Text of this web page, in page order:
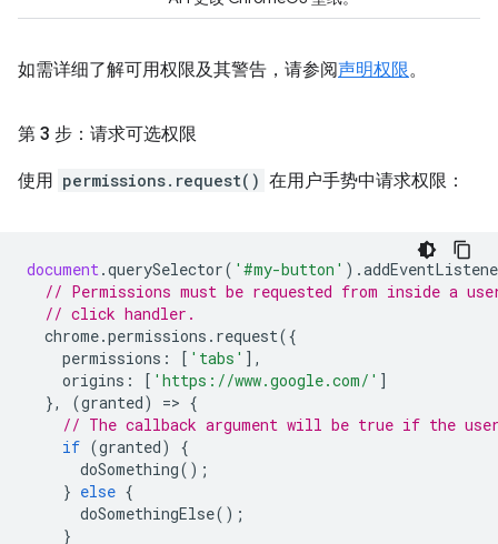
如需详细了解可用权限及其警告，请参阅声明权限。
第 3 步：请求可选权限
使用 permissions.request() 在用户手势中请求权限：
document.querySelector( '#my-button' ).
// Permissions must be requested from inside a
// click handler.
chrome.permissions . request({
permissions : [ 'tabs' ],
origins : [ 'https://www.google.com/' ]
},
(granted) => {
// The callback argument will be true if the
if (granted)
{
doSomething();
} else {
doSomethingElse();
}